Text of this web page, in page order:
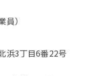
）
浜3丁目6番22号